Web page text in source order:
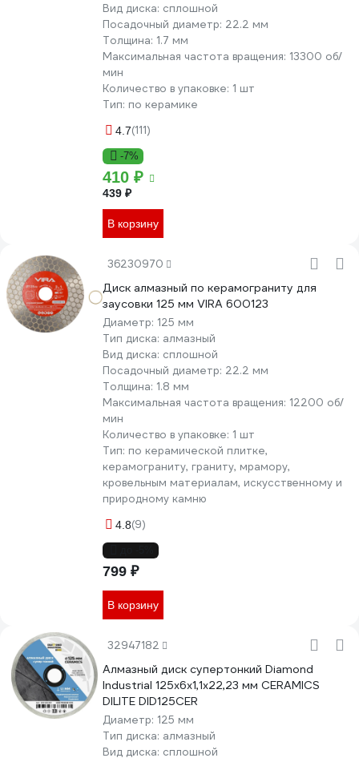
Вид диска: сплошной
Посадочный диаметр: 22.2 мм
Толщина: 1.7 мм
Максимальная частота вращения: 13300 об/
мин
Количество в упаковке: 1 шт
Тип: по керамике
4.7(111)
-7%
410 ₽
439 ₽
В корзину
36230970
Диск алмазный по керамограниту для
заусовки 125 мм VIRA 600123
Диаметр: 125 мм
Тип диска: алмазный
Вид диска: сплошной
Посадочный диаметр: 22.2 мм
Толщина: 1.8 мм
Максимальная частота вращения: 12200 об/
мин
Количество в упаковке: 1 шт
Тип: по керамической плитке,
керамограниту, граниту, мрамору,
кровельным материалам, искусственному и
природному камню
4.8(9)
799 ₽
В корзину
32947182
Алмазный диск супертонкий Diamond
Industrial 125x6х1,1x22,23 мм CERAMICS
DILITE DID125CER
Диаметр: 125 мм
Тип диска: алмазный
Вид диска: сплошной